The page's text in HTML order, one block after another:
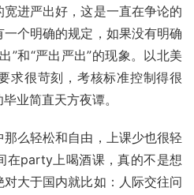
进严出好，这是一直在争论的
个明确的规定，如果没有明确
”和“严出严出”的现象。以北美
求很苛刻，考核标准控制得很
业简直天方夜谭。
么轻松和自由，上课少也很轻
在party上喝酒课，真的不是想
大于国内就比如：人际交往问